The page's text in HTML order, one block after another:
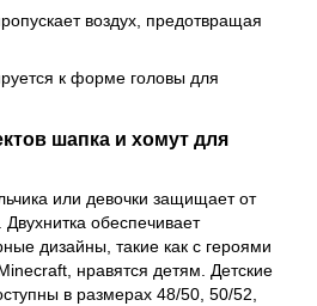
воздух, предотвращая
к форме головы для
шапка и хомут для
или девочки защищает от
обеспечивает
дизайны, такие как с героями
нравятся детям. Детские
в размерах 48/50, 50/52,